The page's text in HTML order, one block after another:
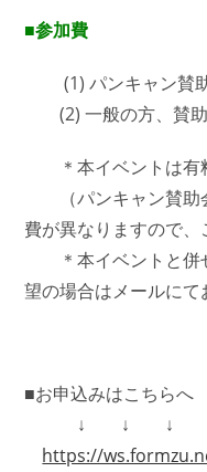
■参加費
(1)パンキャン
(2)一般の方、賛
＊本イベントは有
（パンキャン賛助
費が異なりますので、
＊本イベントと併
望の場合はメールにて
■お申込みはこちら
↓ ↓ ↓
https://